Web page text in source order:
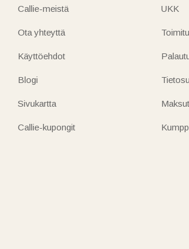
Callie-meistä
Ota yhteyttä
Käyttöehdot
Blogi
Sivukartta
Callie-kupongit
UKK